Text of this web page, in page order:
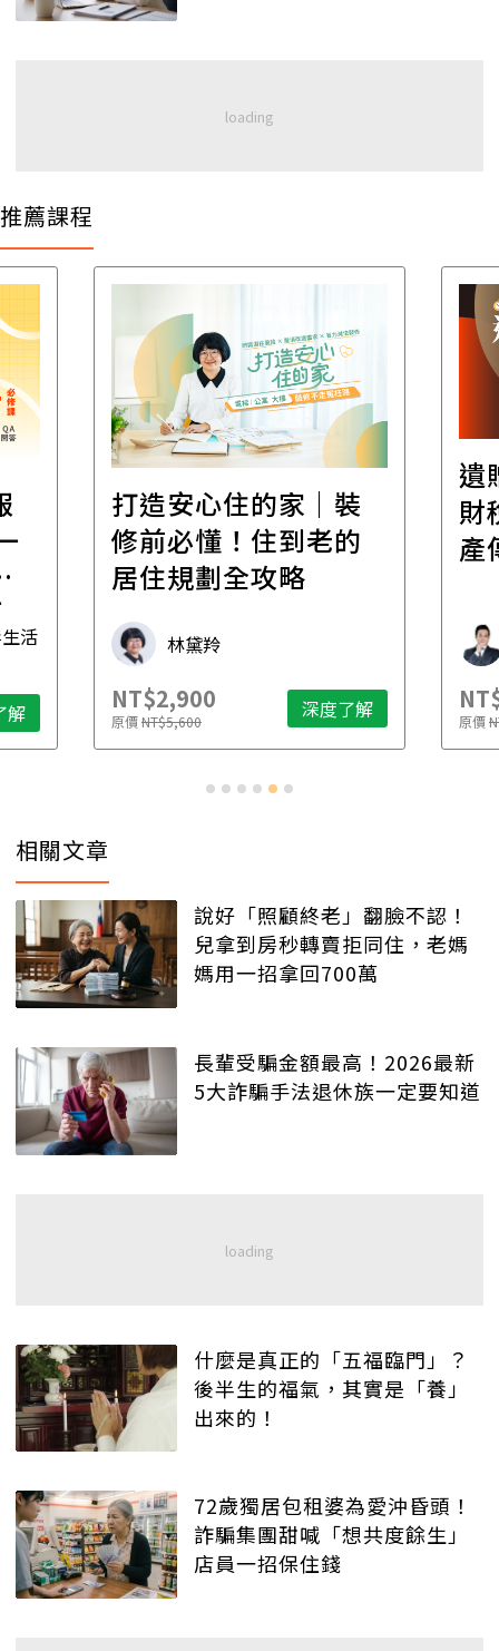
推薦課程
活
解
打造安心住的家｜裝
修前必懂！住到老的
居住規劃全攻略
林黛羚
NT$2,900
原價NT$5,600 深度了解
遺
財
產
原價
相關文章
說好「照顧終老」翻臉不認！
兒拿到房秒轉賣拒同住，老媽
媽用一招拿回700萬
長輩受騙金額最高！2026最新
5大詐騙手法退休族一定要知道
什麼是真正的「五福臨門」？
後半生的福氣，其實是「養」
出來的！
72歲獨居包租婆為愛沖昏頭！
詐騙集團甜喊「想共度餘生」
店員一招保住錢